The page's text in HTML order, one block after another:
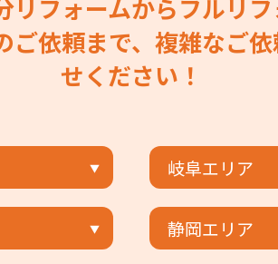
リフォームからフルリフ
ご依頼まで、複雑なご
せください！
岐阜エリア
静岡エリア